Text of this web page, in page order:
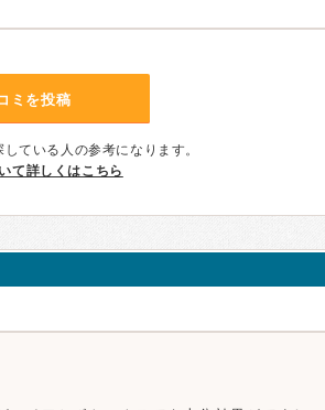
ミを投稿
ている人の参考になります。
て詳しくはこちら